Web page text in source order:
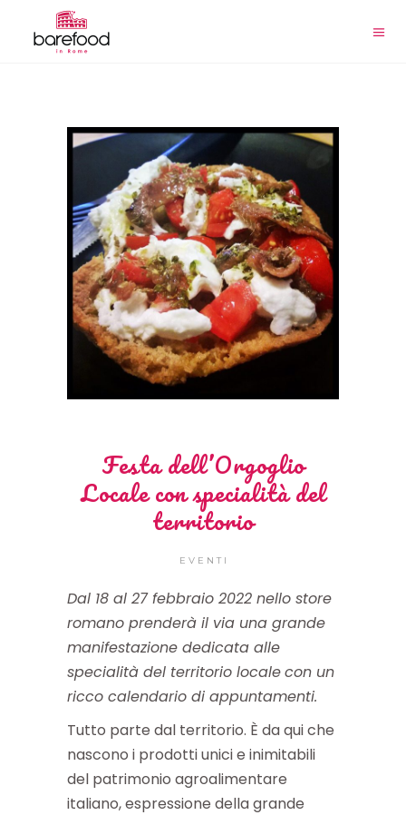
Festa dell’Orgoglio
Locale con specialità del
territorio
EVENTI
Dal 18 al 27 febbraio 2022 nello store
romano prenderà il via una grande
manifestazione dedicata alle
specialità del territorio localecon un
ricco calendario di appuntamenti.
Tutto parte dal territorio. È da qui che
nascono i prodotti unici e inimitabili
del patrimonio agroalimentare
italiano, espressione della grande